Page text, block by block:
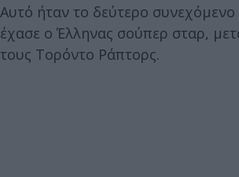
Αυτό ήταν το δεύτερο συνεχόμενο
έχασε ο Έλληνας σούπερ σταρ,
τους Τορόντο Ράπτορς.